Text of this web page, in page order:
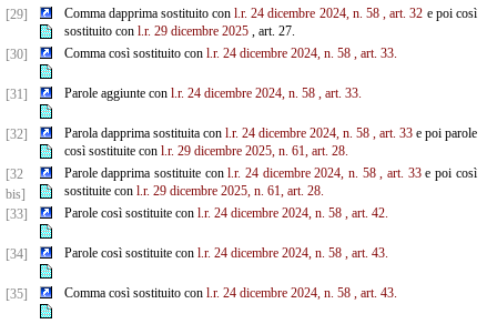
[29]
Comma dapprima sostituito conl.r. 24 dicembre 2024, n. 58 , art. 32 e poi così
sostituito con l.r. 29 dicembre 2025, art. 27.
[30]
Comma così sostituito con l.r. 24 dicembre 2024, n. 58 , art. 33.
[31] Parole aggiunte con l.r. 24 dicembre 2024, n. 58 , art. 33.
[32] Parola dapprima sostituita con l.r. 24 dicembre 2024, n. 58 , art. 33e poi parole
così sostituite con l.r. 29 dicembre 2025, n. 61, art. 28.
[32
bis]
Parole dapprima sostituite conl.r. 24 dicembre 2024, n. 58 , art. 33e poi così
sostituite con l.r. 29 dicembre 2025, n. 61, art. 28.
[33]
Parole così sostituite con l.r. 24 dicembre 2024, n. 58 , art. 42.
[34] Parole così sostituite con l.r. 24 dicembre 2024, n. 58 , art. 43.
[35] Comma così sostituito con l.r. 24 dicembre 2024, n. 58 , art. 43.